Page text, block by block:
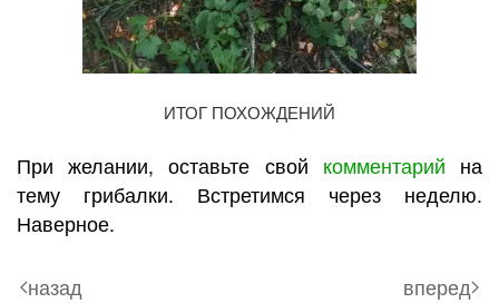
ИТОГ ПОХОЖДЕНИЙ
При желании, оставьте свой комментарий на
тему грибалки. Встретимся через неделю.
Наверное.
назад вперед